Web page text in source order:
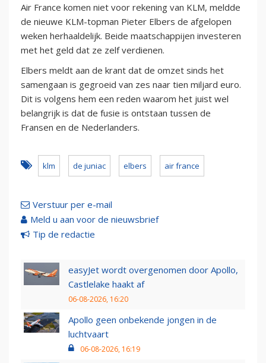
Air France komen niet voor rekening van KLM, meldde
de nieuwe KLM-topman Pieter Elbers de afgelopen
weken herhaaldelijk. Beide maatschappijen investeren
met het geld dat ze zelf verdienen.
Elbers meldt aan de krant dat de omzet sinds het
samengaan is gegroeid van zes naar tien miljard euro.
Dit is volgens hem een reden waarom het juist wel
belangrijk is dat de fusie is ontstaan tussen de
Fransen en de Nederlanders.
klm de juniac elbers air france
Verstuur per e-mail
Meld u aan voor de nieuwsbrief
Tip de redactie
easyJet wordt overgenomen door Apollo,
Castlelake haakt af
06-08-2026, 16:20
Apollo geen onbekende jongen in de
luchtvaart
06-08-2026, 16:19